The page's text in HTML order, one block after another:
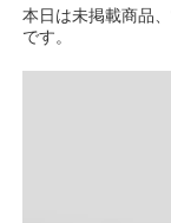
本日は未掲載商品
です。